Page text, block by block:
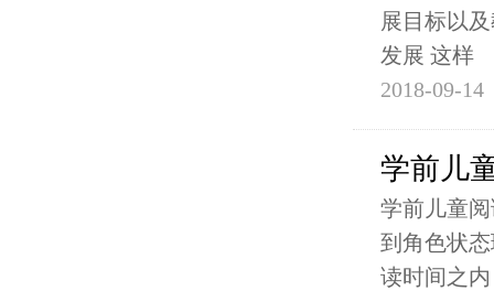
展目标以
发展 这样
2018-09-14
学前儿
学前儿童
到角色状
读时间之